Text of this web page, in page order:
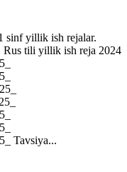
sinf yillik ish rejalar.
tili yillik ish reja 2024
Tavsiya...